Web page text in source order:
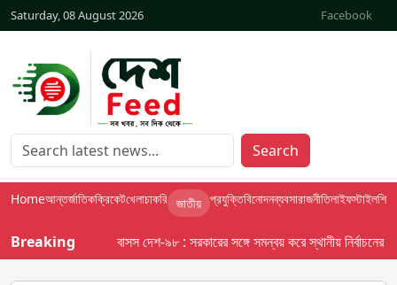
Saturday, 08 August 2026 Facebook
Search
Homeআন্তর্জাতিকক্রিকেটখেলাচাকরি জাতীয় প্রযুক্তিবিনোদনব্যবসারাজনীতিলাইফস্টাইলশিক্ষা
Breaking বাসস দেশ-৯৮ : সরকারের সঙ্গে সমন্বয় করে স্থানীয় নির্বাচনের